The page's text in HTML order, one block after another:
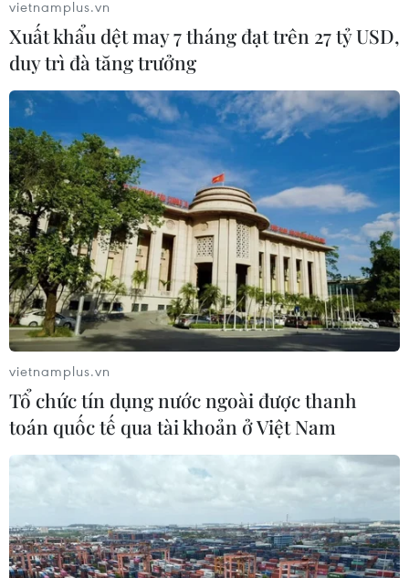
vietnamplus.vn
Xuất khẩu dệt may 7 tháng đạt trên 27 tỷ USD,
duy trì đà tăng trưởng
vietnamplus.vn
Tổ chức tín dụng nước ngoài được thanh
toán quốc tế qua tài khoản ở Việt Nam